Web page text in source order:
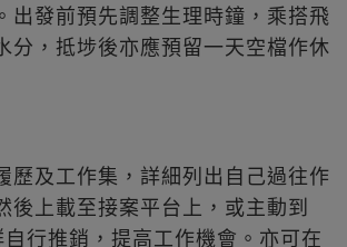
出發前預先調整生理時鐘，乘搭飛
分，抵埗後亦應預留一天空檔作休
歷及工作集，詳細列出自己過往作
後上載至接案平台上，或主動到
行推銷，提高工作機會。亦可在